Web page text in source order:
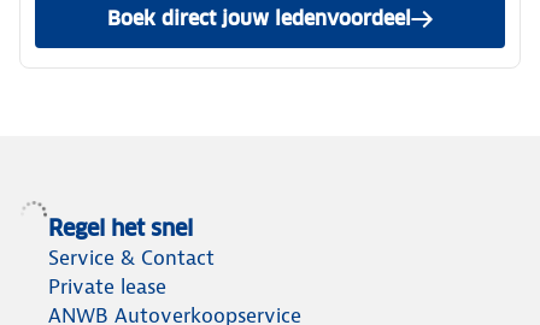
Boek direct jouw ledenvoordeel
Regel het snel
Service & Contact
Private lease
ANWB Autoverkoopservice